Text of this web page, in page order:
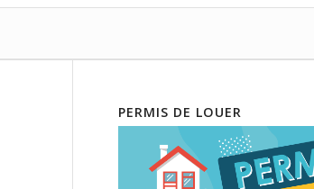
PERMIS DE LOUER